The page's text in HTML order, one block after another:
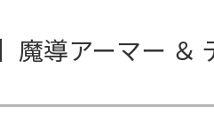
魔導アーマー ＆